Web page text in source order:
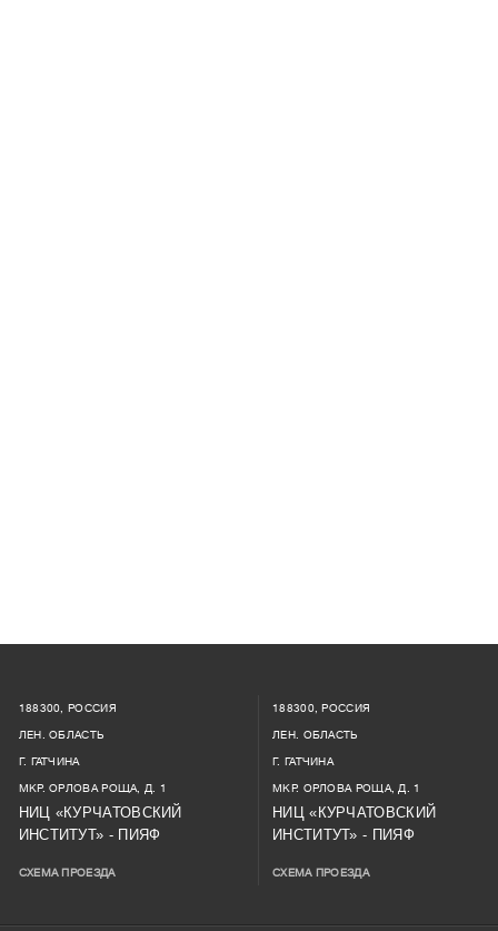
188300, РОССИЯ
ЛЕН. ОБЛАСТЬ
Г. ГАТЧИНА
МКР. ОРЛОВА РОЩА, Д. 1
НИЦ «КУРЧАТОВСКИЙ
ИНСТИТУТ» - ПИЯФ
СХЕМА ПРОЕЗДА
188300, РОССИЯ
ЛЕН. ОБЛАСТЬ
Г. ГАТЧИНА
МКР. ОРЛОВА РОЩА, Д. 1
НИЦ «КУРЧАТОВСКИЙ
ИНСТИТУТ» - ПИЯФ
СХЕМА ПРОЕЗДА